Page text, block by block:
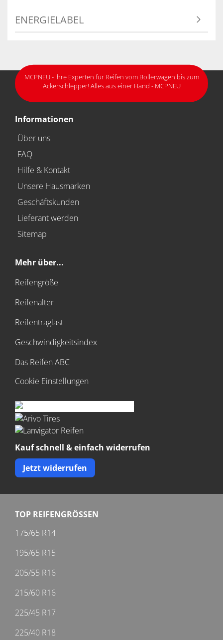
ENERGIELABEL
MCPNEU - Ihre Experten für Reifen vom Bollerwagen bis zum
Ackerschlepper! Alles aus einer Hand - MCPNEU
Informationen
Über uns
FAQ
Hilfe & Kontakt
Unsere Hausmarken
Geschäftskunden
Lieferant werden
Sitemap
Mehr über...
Reifengröße
Reifenalter
Reifentraglast
Geschwindigkeitsindex
Das Reifen ABC
Cookie Einstellungen
Kauf schnell & einfach widerrufen
Jetzt widerrufen
TOP REIFENGRÖSSEN
175/65 R14
195/65 R15
205/55 R16
215/60 R16
225/45 R17
225/40 R18